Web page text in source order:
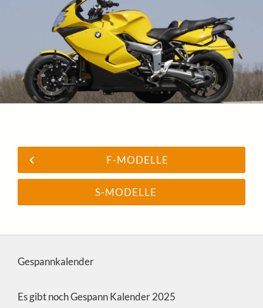
F-MODELLE
S-MODELLE
Gespannkalender
Es gibt noch Gespann Kalender 2025